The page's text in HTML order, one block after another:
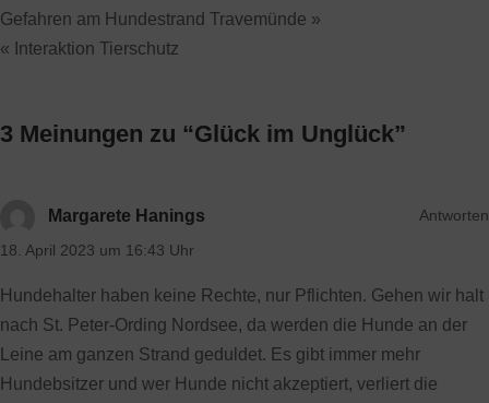
Gefahren am Hundestrand Travemünde »
« Interaktion Tierschutz
3 Meinungen zu “Glück im Unglück”
Margarete Hanings
18. April 2023 um 16:43 Uhr
Hundehalter haben keine Rechte, nur Pflichten. Gehen wir halt
nach St. Peter-Ording Nordsee, da werden die Hunde an der
Leine am ganzen Strand geduldet. Es gibt immer mehr
Hundebsitzer und wer Hunde nicht akzeptiert, verliert die
Antworten